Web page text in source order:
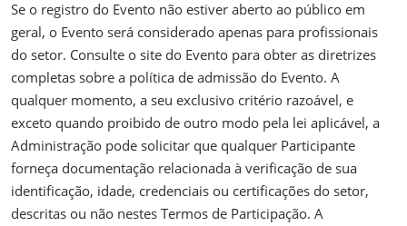
Se o registro do Evento não estiver aberto ao público em
geral, o Evento será considerado apenas para profissionais
do setor. Consulte o site do Evento para obter as diretrizes
completas sobre a política de admissão do Evento. A
qualquer momento, a seu exclusivo critério razoável, e
exceto quando proibido de outro modo pela lei aplicável, a
Administração pode solicitar que qualquer Participante
forneça documentação relacionada à verificação de sua
identificação, idade, credenciais ou certificações do setor,
descritas ou não nestes Termos de Participação. A